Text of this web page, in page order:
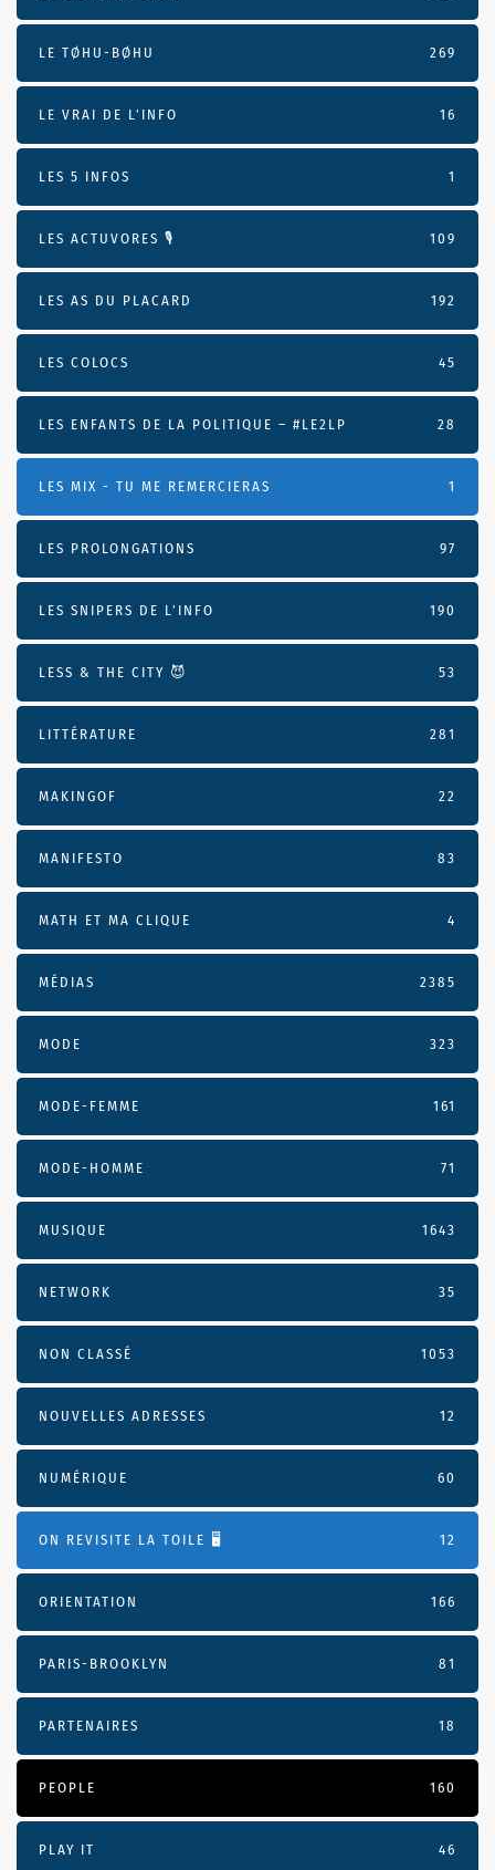
LE TØHU-BØHU 269
LE VRAI DE L’INFO 16
LES 5 INFOS 1
LES ACTUVORES 🎙 109
LES AS DU PLACARD 192
LES COLOCS 45
LES ENFANTS DE LA POLITIQUE – #LE2LP 28
LES MIX - TU ME REMERCIERAS 1
LES PROLONGATIONS 97
LES SNIPERS DE L’INFO 190
LESS & THE CITY 😈 53
LITTÉRATURE 281
MAKINGOF 22
MANIFESTO 83
MATH ET MA CLIQUE 4
MÉDIAS 2385
MODE 323
MODE-FEMME 161
MODE-HOMME 71
MUSIQUE 1643
NETWORK 35
NON CLASSÉ 1053
NOUVELLES ADRESSES 12
NUMÉRIQUE 60
ON REVISITE LA TOILE 🖥️ 12
ORIENTATION 166
PARIS-BROOKLYN 81
PARTENAIRES 18
PEOPLE 160
PLAY IT 46